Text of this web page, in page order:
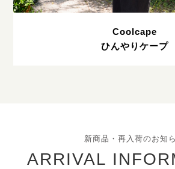
Coolcape
ひんやりケープ
新商品・再入荷のお知
ARRIVAL